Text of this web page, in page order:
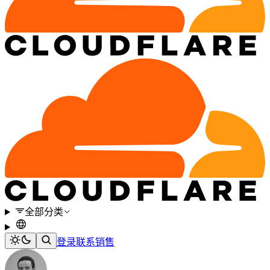
全部分类
登录联系销售